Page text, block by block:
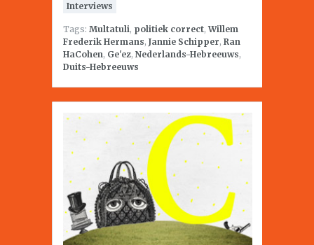
Interviews
Tags: Multatuli, politiek correct,Willem
Frederik Hermans, Jannie Schipper, Ran
HaCohen, Ge'ez, Nederlands-Hebreeuws,
Duits-Hebreeuws